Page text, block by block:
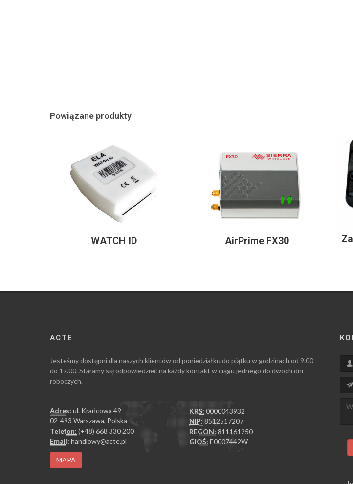
Powiązane produkty
WATCH ID AirPrime FX30
ACTE
Jesteśmy dostępni dla naszych klientów od poniedziałku do piątku w godzinach od 9.00
do 17.00. Staramy się odpowiedzieć na każdy kontakt w ciągu jednego do dwóch dni
roboczych.
Adres: ul. Krańcowa 49
02-493 Warszawa, Polska
Telefon: (+48) 668 330 200
Email: handlowy@acte.pl
KRS: 0000043932
NIP: 8512517207
REGON: 811161250
GIOŚ: E0007442W
MAPA